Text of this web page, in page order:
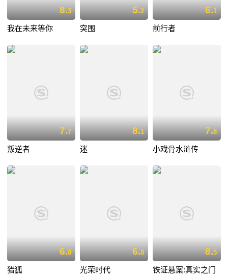
8.3
我在未来等你
5.2
突围
6.1
前行者
7.7
叛逆者
8.1
迷
7.8
小戏骨水浒传
6.8
猎狐
6.8
光荣时代
8.5
铁证悬案:真实之门